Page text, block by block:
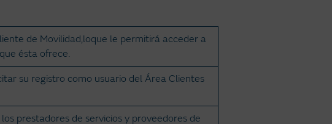
de Movilidad,loque le permitirá acceder a
ésta ofrece.
su registro como usuario del Área Clientes
prestadores de servicios y proveedores de